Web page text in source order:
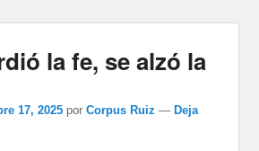
la fe, se alzó la
17, 2025 porCorpus Ruiz — Deja